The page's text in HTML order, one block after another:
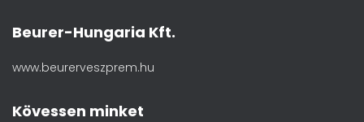
Beurer-Hungaria Kft.
www.beurerveszprem.hu
Kövessen minket